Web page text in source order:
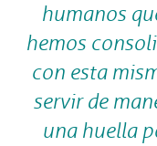
humanos
hemos
con esta
servir de
una huella